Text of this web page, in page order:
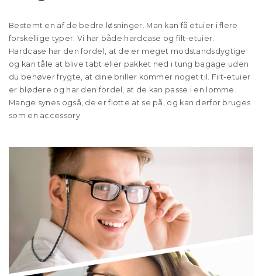
Bestemt en af de bedre løsninger. Man kan få etuier i flere
forskellige typer. Vi har både hardcase og filt-etuier.
Hardcase har den fordel, at de er meget modstandsdygtige
og kan tåle at blive tabt eller pakket ned i tung bagage uden
du behøver frygte, at dine briller kommer noget til. Filt-etuier
er blødere og har den fordel, at de kan passe i en lomme.
Mange synes også, de er flotte at se på, og kan derfor bruges
som en accessory.